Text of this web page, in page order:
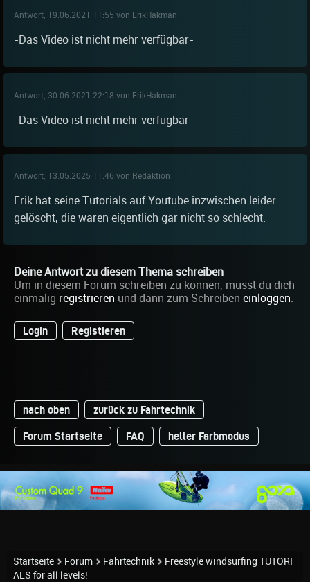
Antwort, 19.06.2021 11:55 von ErikHakman
-Das Video ist nicht mehr verfügbar-
Antwort, 30.06.2021 22:18 von ErikHakman
-Das Video ist nicht mehr verfügbar-
Antwort, 13.05.2025 11:46 von Redaktion
Erik hat seine Tutorials auf Youtube inzwischen leider
gelöscht, die waren eigentlich gar nicht so schlecht.
Deine Antwort zu diesem Thema schreiben
Um in diesem Forum schreiben zu können, musst du dich
einmalig registrieren und dann zum Schreiben einloggen.
Login Registieren
nach oben zurück zu Fahrtechnik
Forum Startseite FAQ heller Farbmodus
Startseite Forum Fahrtechnik
Freestyle windsurfing TUTORI
ALS for all levels!